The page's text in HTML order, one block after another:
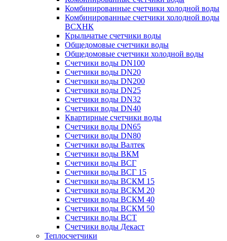
Комбинированные счетчики холодной воды
Комбинированные счетчики холодной воды
ВСХНК
Крыльчатые счетчики воды
Общедомовые счетчики воды
Общедомовые счетчики холодной воды
Счетчики воды DN100
Счетчики воды DN20
Счетчики воды DN200
Счетчики воды DN25
Счетчики воды DN32
Счетчики воды DN40
Квартирные счетчики воды
Счетчики воды DN65
Счетчики воды DN80
Счетчики воды Валтек
Счетчики воды ВКМ
Счетчики воды ВСГ
Счетчики воды ВСГ 15
Счетчики воды ВСКМ 15
Счетчики воды ВСКМ 20
Счетчики воды ВСКМ 40
Счетчики воды ВСКМ 50
Счетчики воды ВСТ
Счетчики воды Декаст
Теплосчетчики